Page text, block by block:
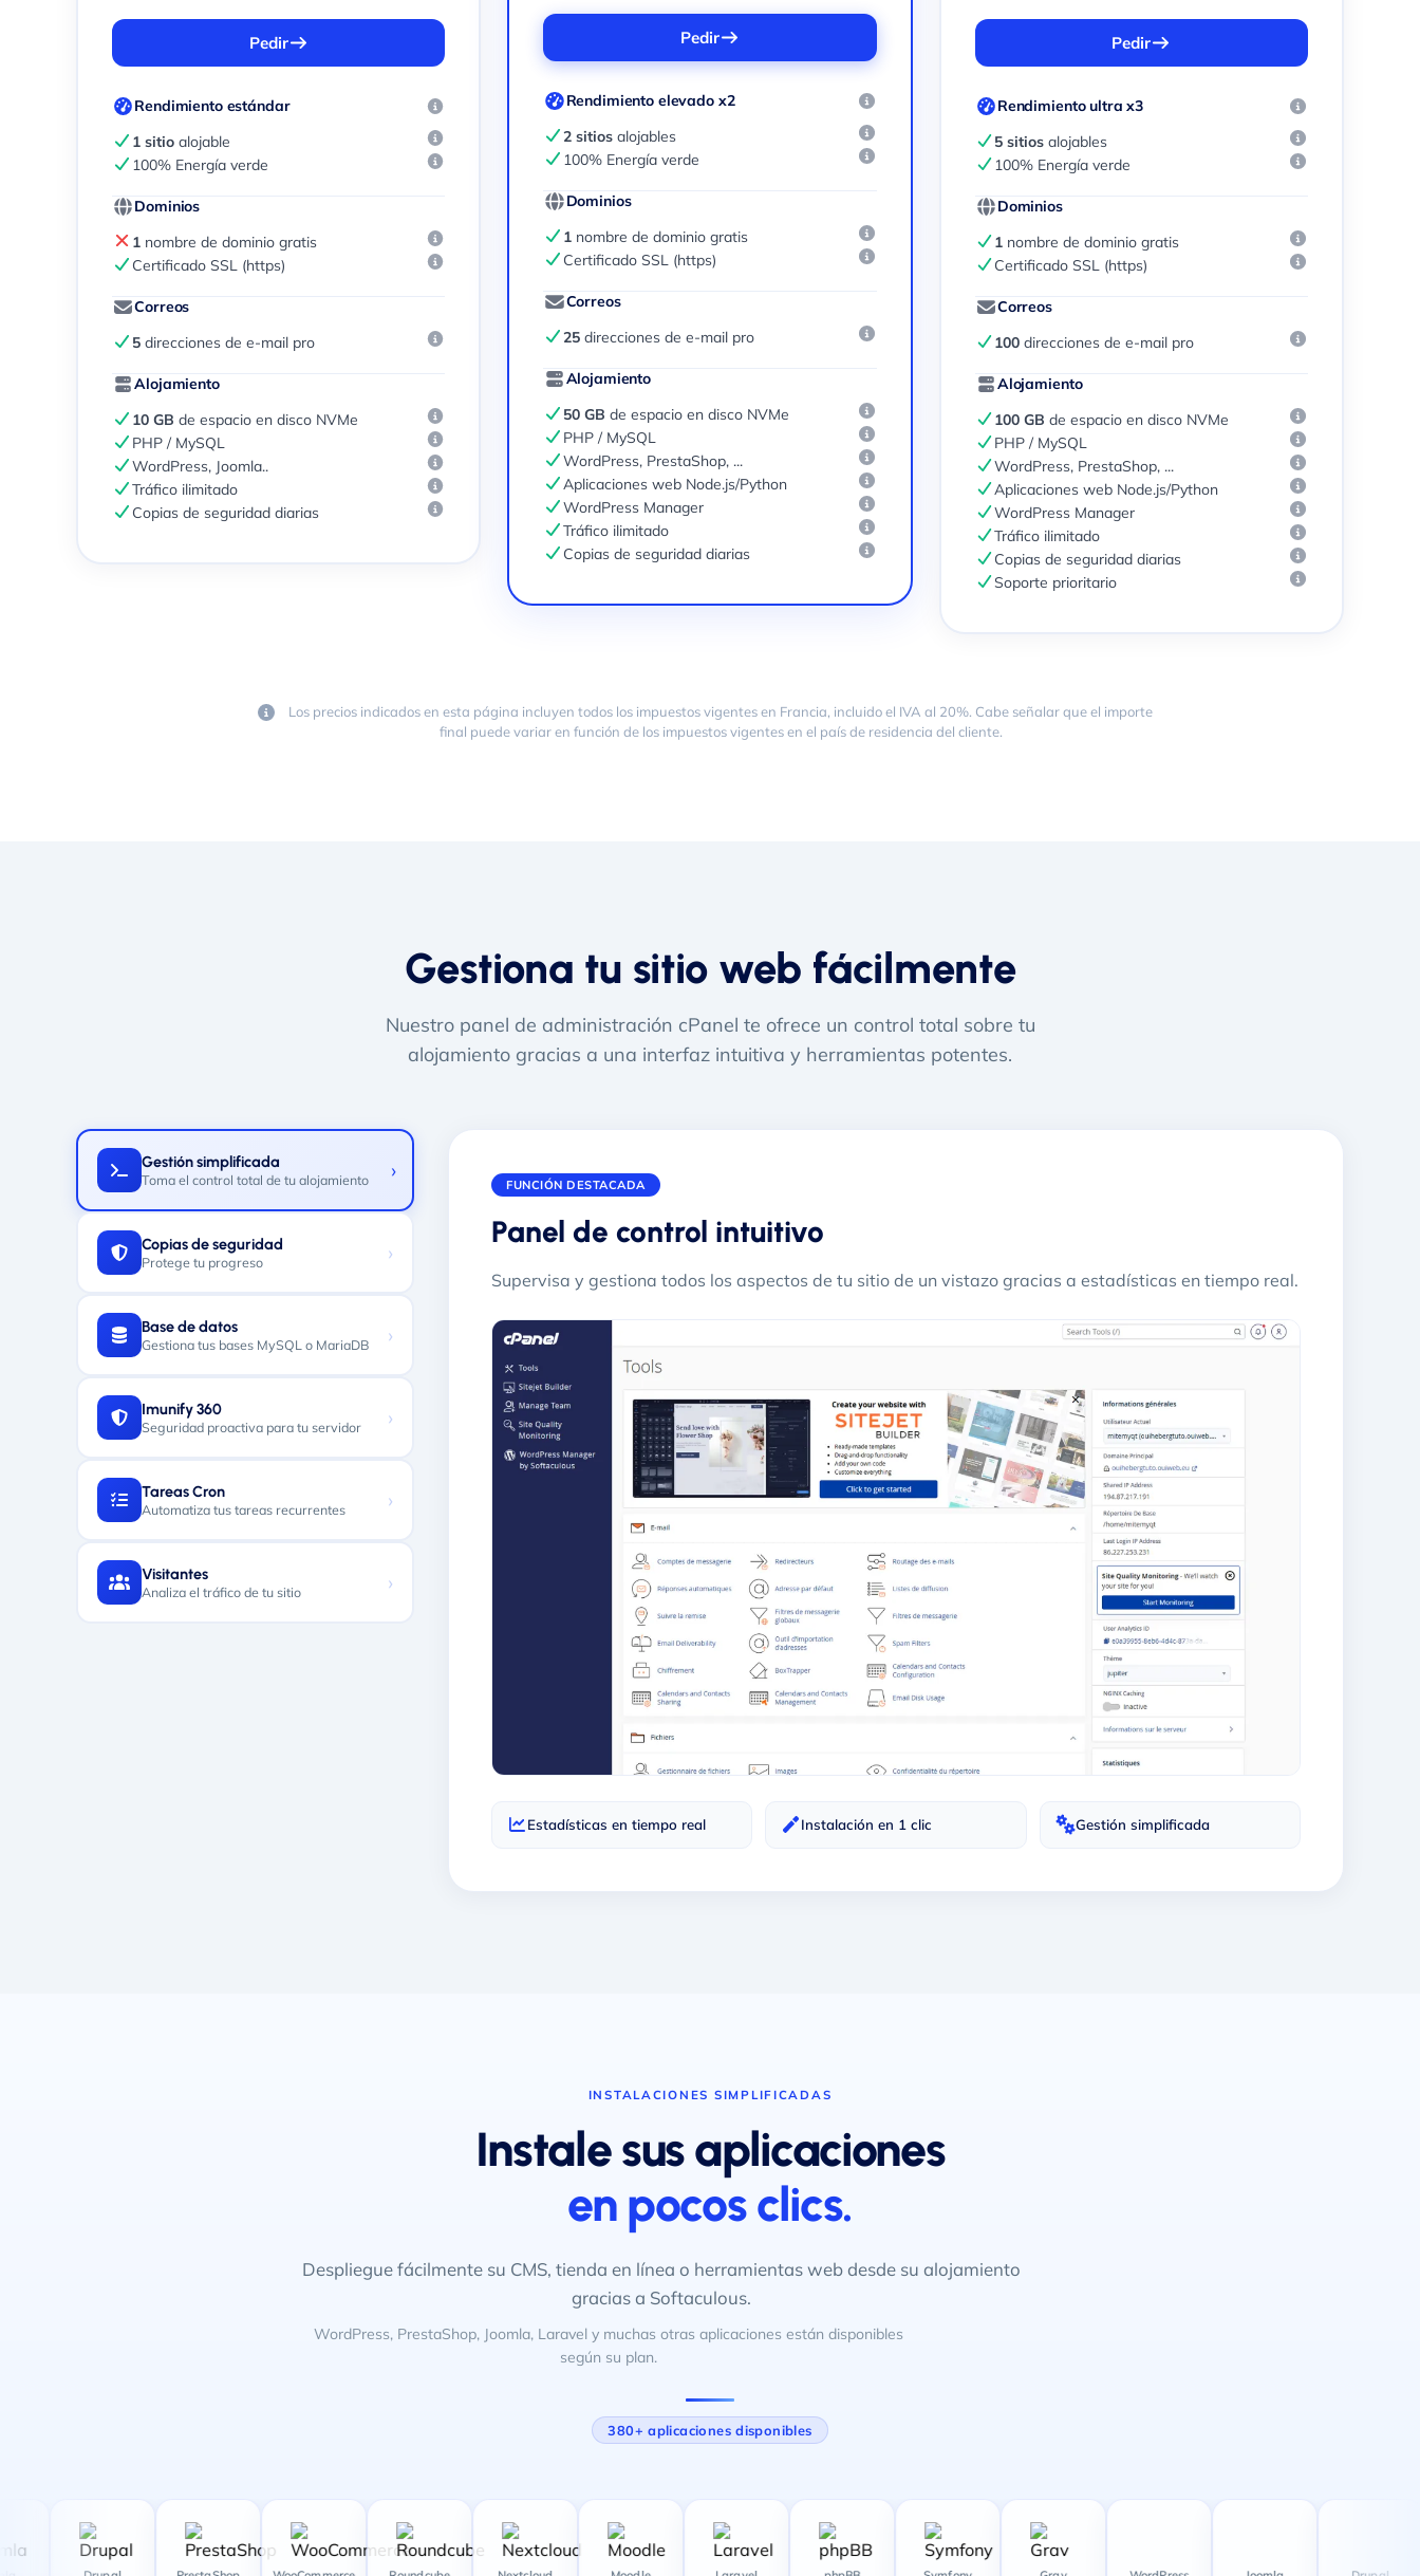
Pedir
Rendimiento estándar
1 sitioalojable
100% Energía verde
Dominios
1nombre de dominio gratis
Certificado SSL (https)
Correos
5direcciones de e-mail pro
Alojamiento
10 GB de espacio en disco NVMe
PHP / MySQL
WordPress, Joomla..
Tráfico ilimitado
Copias de seguridad diarias
Pedir
Rendimiento elevado x2
2 sitios alojables
100% Energía verde
Dominios
1 nombre de dominio gratis
Certificado SSL (https)
Correos
25 direcciones de e-mail pro
Alojamiento
50 GB de espacio en disco NVMe
PHP / MySQL
WordPress, PrestaShop, ...
Aplicaciones web Node.js/Python
WordPress Manager
Tráfico ilimitado
Copias de seguridad diarias
Pedir
Rendimiento ultra x3
5 sitios alojables
100% Energía verde
Dominios
1 nombre de dominio gratis
Certificado SSL (https)
Correos
100 direcciones de e-mail pro
Alojamiento
100 GB de espacio en disco NVMe
PHP / MySQL
WordPress, PrestaShop, ...
Aplicaciones web Node.js/Python
WordPress Manager
Tráfico ilimitado
Copias de seguridad diarias
Soporte prioritario
Los precios indicados en esta página incluyen todos los impuestos vigentes en Francia, incluido el IVA al 20%. Cabe señalar que el importe
final puede variar en función de los impuestos vigentes en el país de residencia del cliente.
Gestiona tu sitio web fácilmente
Nuestro panel de administración cPanel te ofrece un control total sobre tu
alojamiento gracias a una interfaz intuitiva y herramientas potentes.
Gestión simplificada
Toma el control total de tu alojamiento ›
Copias de seguridad
Protege tu progreso ›
Base de datos
Gestiona tus bases MySQL o MariaDB ›
Imunify 360
Seguridad proactiva para tu servidor ›
Tareas Cron
Automatiza tus tareas recurrentes ›
Visitantes
Analiza el tráfico de tu sitio ›
FUNCIÓN DESTACADA
Panel de control intuitivo
Supervisa y gestiona todos los aspectos de tu sitio de un vistazo gracias a estadísticas en tiempo real.
Estadísticas en tiempo real Instalación en 1 clic Gestión simplificada
INSTALACIONES SIMPLIFICADAS
Instale sus aplicaciones
en pocos clics.
Despliegue fácilmente su CMS, tienda en línea o herramientas web desde su alojamiento
gracias a Softaculous.
WordPress, PrestaShop, Joomla, Laravel y muchas otras aplicaciones están disponibles
según su plan.
380+ aplicaciones disponibles